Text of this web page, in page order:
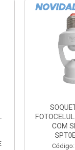
BARRA
ZINCADA
NC
Código:
Embalagem: